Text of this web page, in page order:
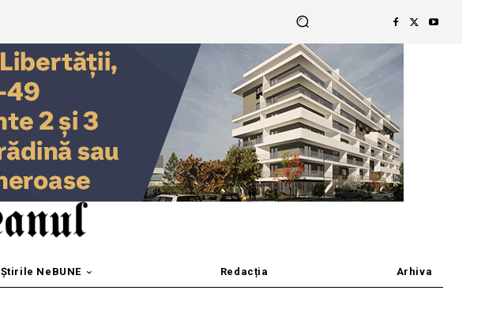
Știrile NeBUNE Redacția Arhiva